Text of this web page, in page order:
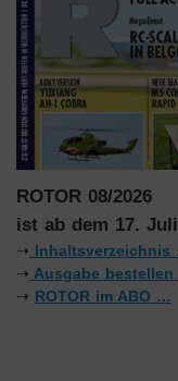
ROTOR 08/2026
ist ab dem 17.
⇢ Inhaltsverzeichnis
⇢ Ausgabe
⇢ ROTOR im ABO …